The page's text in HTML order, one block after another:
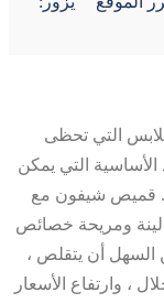
التي تحظى
التي يمكن
. قميص شيفون مع
لينة ومريحة خصائص
السهل أن يتقلص ،
وارتفاع الأسعار